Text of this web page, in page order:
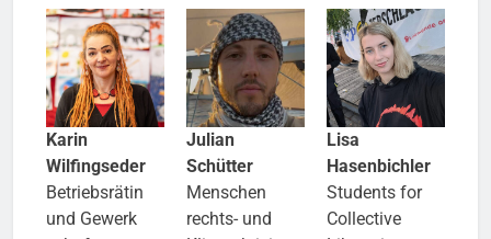
Karin
Wilfingseder
Betriebsrätin
und Gewerk​
Julian
Schütter
Menschen​
rechts- und
Lisa
Hasenbichler
Students for
Collective